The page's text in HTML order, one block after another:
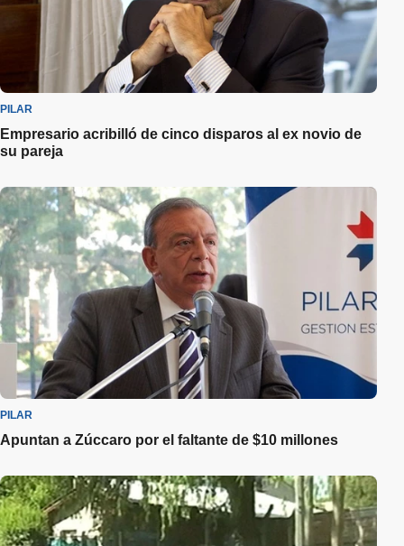
PILAR
Empresario acribilló de cinco disparos al ex novio de
su pareja
PILAR
Apuntan a Zúccaro por el faltante de $10 millones